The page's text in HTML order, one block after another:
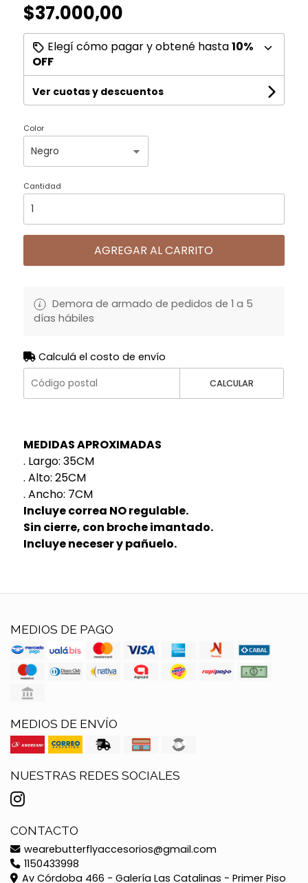
$37.000,00
Elegí cómo pagar y obtené hasta10%
OFF
Ver cuotas y descuentos
Color
Cantidad
AGREGAR AL CARRITO
Demora de armado de pedidos de 1 a 5
días hábiles
Calculá el costo de envío
CALCULAR
MEDIDAS APROXIMADAS
. Largo: 35CM
. Alto: 25CM
. Ancho: 7CM
Incluye correa NO regulable.
Sin cierre, con broche imantado.
Incluye neceser y pañuelo.
MEDIOS DE PAGO
MEDIOS DE ENVÍO
NUESTRAS REDES SOCIALES
CONTACTO
wearebutterflyaccesorios@gmail.com
1150433998
Av Córdoba 466 - Galería Las Catalinas - Primer Piso